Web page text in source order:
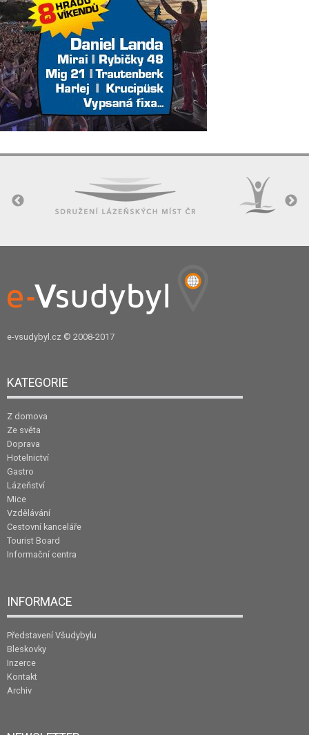
e-vsudybyl.cz © 2008-2017
KATEGORIE
Z domova
Ze světa
Doprava
Hotelnictví
Gastro
Lázeňství
Mice
Vzdělávání
Cestovní kanceláře
Tourist Board
Informační centra
INFORMACE
Představení Všudybylu
Bleskovky
Inzerce
Kontakt
Archiv